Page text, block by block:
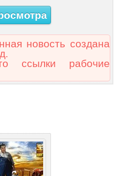
новость создана
ссылки рабочие